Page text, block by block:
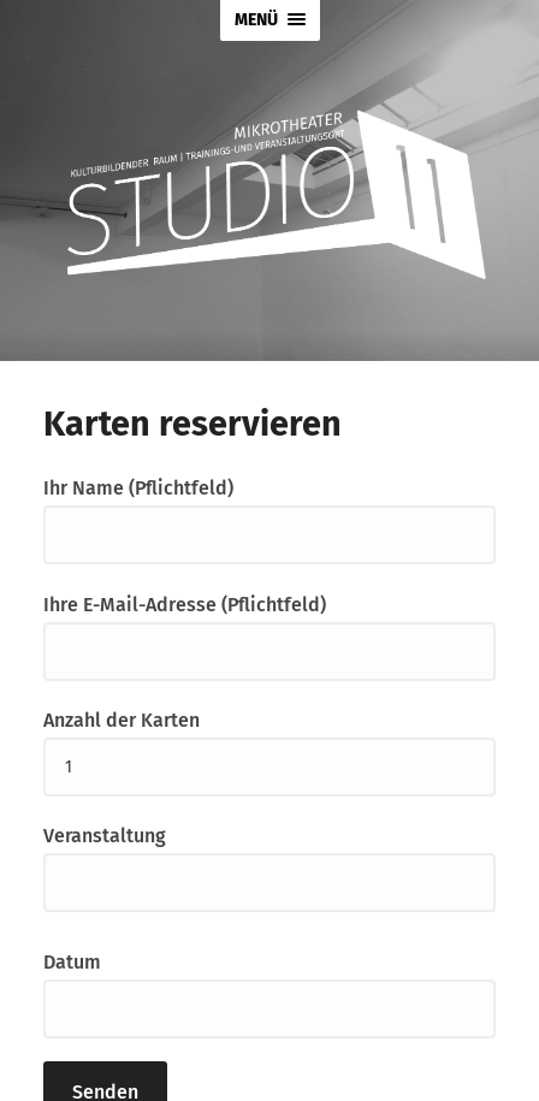
MENÜ
Karten reservieren
Ihr Name (Pflichtfeld)
Ihre E-Mail-Adresse (Pflichtfeld)
Anzahl der Karten
Veranstaltung
Datum